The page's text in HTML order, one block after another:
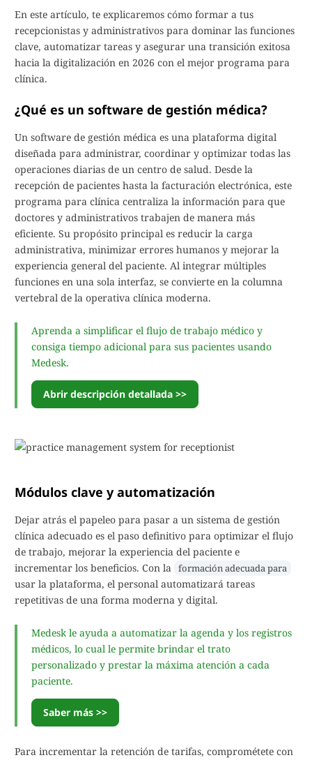
En este artículo, te explicaremos cómo formar a tus
recepcionistas y administrativos para dominar las funciones
clave, automatizar tareas y asegurar una transición exitosa
hacia la digitalización en 2026 con el mejor programa para
clínica.
¿Qué es un software de gestión médica?
Un software de gestión médica es una plataforma digital
diseñada para administrar, coordinar y optimizar todas las
operaciones diarias de un centro de salud. Desde la
recepción de pacientes hasta la facturación electrónica, este
programa para clínica centraliza la información para que
doctores y administrativos trabajen de manera más
eficiente. Su propósito principal es reducir la carga
administrativa, minimizar errores humanos y mejorar la
experiencia general del paciente. Al integrar múltiples
funciones en una sola interfaz, se convierte en la columna
vertebral de la operativa clínica moderna.
Aprenda a simplificar el flujo de trabajo médico y
consiga tiempo adicional para sus pacientes usando
Medesk.
Abrir descripción detallada >>
Módulos clave y automatización
Dejar atrás el papeleo para pasar a un sistema de gestión
clínica adecuado es el paso definitivo para optimizar el flujo
de trabajo, mejorar la experiencia del paciente e
incrementar los beneficios. Con la formación adecuada para
usar la plataforma, el personal automatizará tareas
repetitivas de una forma moderna y digital.
Medesk le ayuda a automatizar la agenda y los registros
médicos, lo cual le permite brindar el trato
personalizado y prestar la máxima atención a cada
paciente.
Saber más >>
Para incrementar la retención de tarifas, comprométete con